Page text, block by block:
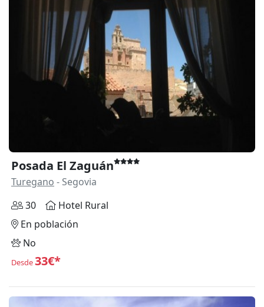
Posada El Zaguán
Turegano - Segovia
30
Hotel Rural
En población
No
Desde33€*